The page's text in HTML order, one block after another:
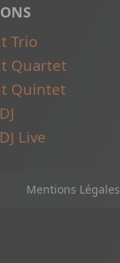
Trio
Quartet
Quintet
Live
Mentions Légales